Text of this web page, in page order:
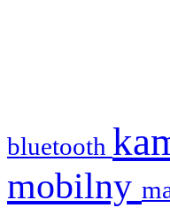
bluetooth
mobilny